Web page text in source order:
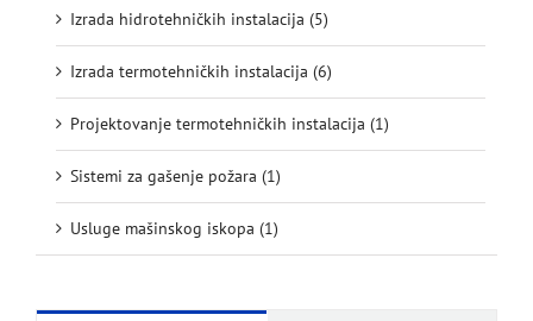
Izrada hidrotehničkih instalacija (5)
Izrada termotehničkih instalacija (6)
Projektovanje termotehničkih instalacija (1)
Sistemi za gašenje požara (1)
Usluge mašinskog iskopa (1)